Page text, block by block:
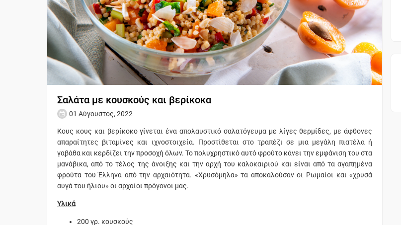
Σαλάτα με κουσκούς και βερίκοκα
01 Αύγουστος, 2022
Κους κους και βερίκοκο γίνεται ένα απολαυστικό σαλατόγευμα με λίγες θερμίδες, με άφθονες
απαραίτητες βιταμίνες και ιχνοστοιχεία. Προστίθεται στο τραπέζι σε μια μεγάλη πιατέλα ή
γαβάθα και κερδίζει την προσοχή όλων. Το πολυχρηστικό αυτό φρούτο κάνει την εμφάνιση του στα
μανάβικα, από το τέλος της άνοιξης και την αρχή του καλοκαιριού και είναι από τα αγαπημένα
φρούτα του Έλληνα από την αρχαιότητα. «Χρυσόμηλα» τα αποκαλούσαν οι Ρωμαίοι και «χρυσά
αυγά του ήλιου» οι αρχαίοι πρόγονοι μας.
Υλικά
200 γρ. κουσκούς